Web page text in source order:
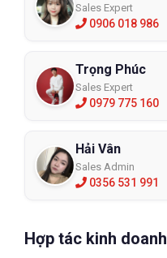
Sales Expert
0906 018 986
Trọng Phúc
Sales Expert
0979 775 160
Hải Vân
Sales Admin
0356 531 991
Hợp tác kinh doanh